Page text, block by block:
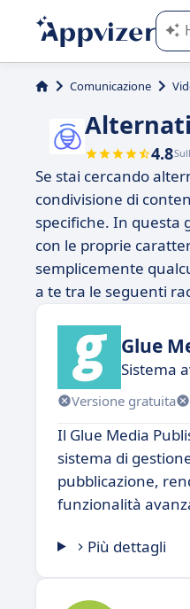
Comunicazione
4.8
Se stai cercando
condivisione di
specifiche. In questa
con le proprie
semplicemente
a te tra le seguenti
Glue
Sistema
Versione gratuita
Il Glue Media
sistema di
pubblicazione,
funzionalità
Più dettagli